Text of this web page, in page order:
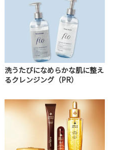
洗うたびになめらかな肌に整え
るクレンジング（PR）